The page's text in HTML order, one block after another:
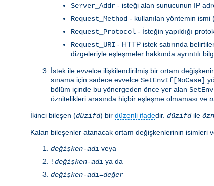
Server_Addr - isteği alan sunucunun IP
Request_Method - kullanılan yöntemin ismi
Request_Protocol - İsteğin yapıldığı
Request_URI - HTTP istek satırında
dizgeleriyle eşleşmeler hakkında ayrıntılı
İstek ile evvelce ilişkilendirilmiş bir ortam
sınama için sadece evvelce SetEnvIf[NoCase]
bölüm içinde bu yönergeden önce yer alan
öznitelikleri arasında hiçbir eşleşme olmaması ve
İkinci bileşen (düzifd) bir düzenli ifadedir. düzifdile
Kalan bileşenler atanacak ortam değişkenlerinin isimleri
değişken-adı veya
!değişken-adı ya da
değişken-adı=değer